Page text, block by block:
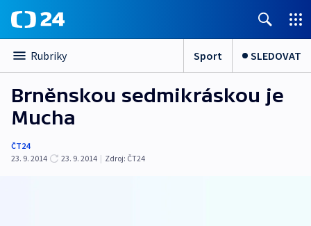
Rubriky Sport SLEDOVAT
Brněnskou sedmikráskou je
Mucha
ČT24
23. 9. 2014
23. 9. 2014 | Zdroj: ČT24